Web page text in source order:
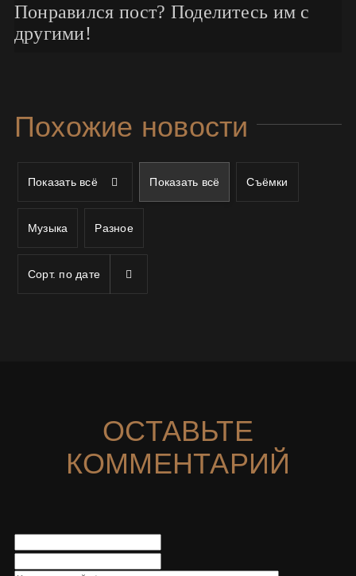
Понравился пост? Поделитесь им с
другими!
Похожие новости
Показать всё Показать всё Съёмки
Музыка Разное
Сорт. по дате
ОСТАВЬТЕ
КОММЕНТАРИЙ